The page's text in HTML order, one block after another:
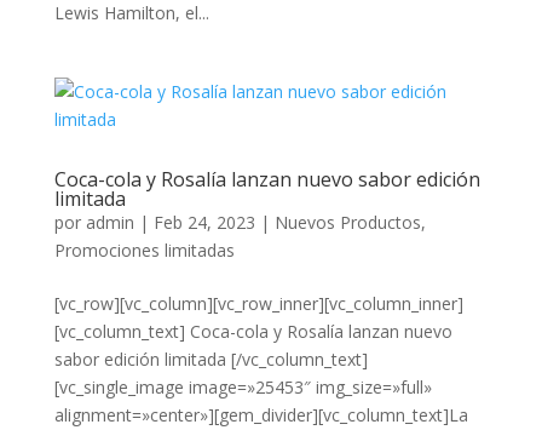
Lewis Hamilton, el...
Coca-cola y Rosalía lanzan nuevo sabor edición
limitada
por admin | Feb 24, 2023 | Nuevos Productos,
Promociones limitadas
[vc_row][vc_column][vc_row_inner][vc_column_inner]
[vc_column_text] Coca-cola y Rosalía lanzan nuevo
sabor edición limitada [/vc_column_text]
[vc_single_image image=»25453″ img_size=»full»
alignment=»center»][gem_divider][vc_column_text]La